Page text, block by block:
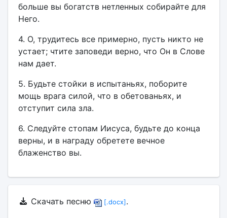
больше вы богатств нетленных собирайте для
Него.
4. О, трудитесь все примерно, пусть никто не
устает; чтите заповеди верно, что Он в Слове
нам дает.
5. Будьте стойки в испытаньях, поборите
мощь врага силой, что в обетованьях, и
отступит сила зла.
6. Следуйте стопам Иисуса, будьте до конца
верны, и в награду обретете вечное
блаженство вы.
Скачать песню [.docx] .